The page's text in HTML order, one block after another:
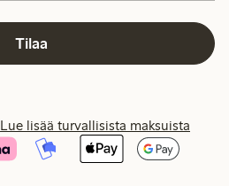
Tilaa
Lue lisää turvallisista maksuista